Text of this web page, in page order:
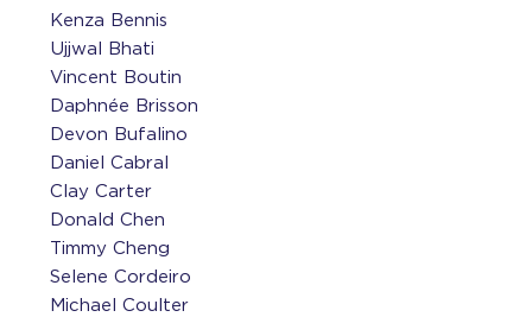
Kenza Bennis
Ujjwal Bhati
Vincent Boutin
Daphnée Brisson
Devon Bufalino
Daniel Cabral
Clay Carter
Donald Chen
Timmy Cheng
Selene Cordeiro
Michael Coulter